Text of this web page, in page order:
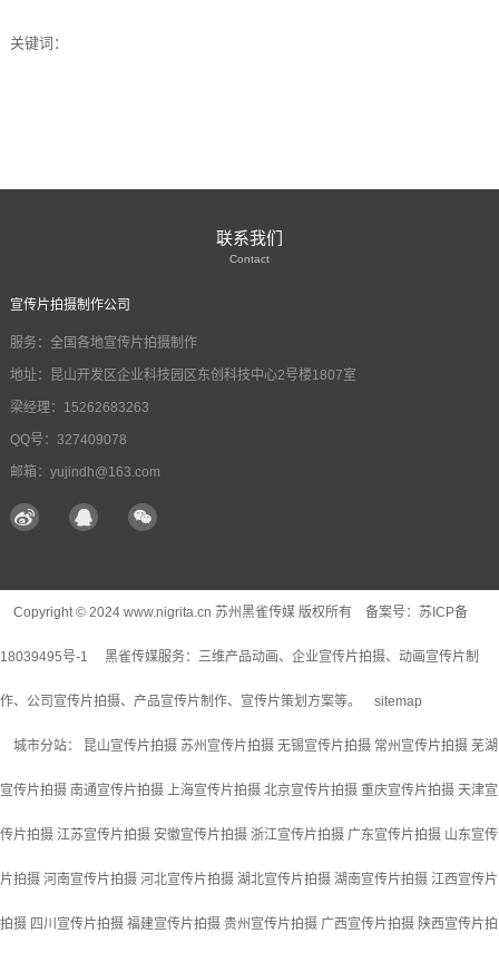
关键词：
联系我们
Contact
宣传片拍摄制作公司
服务：全国各地宣传片拍摄制作
地址：昆山开发区企业科技园区东创科技中心2号楼1807室
梁经理：15262683263
QQ号：327409078
邮箱：yujindh@163.com
Copyright © 2024 www.nigrita.cn 苏州黑雀传媒 版权所有 备案号： 苏ICP备
18039495号-1 黑雀传媒服务： 三维产品动画、企业宣传片拍摄、动画宣传片制
作、公司宣传片拍摄、产品宣传片制作、宣传片策划方案等。 sitemap
城市分站： 昆山宣传片拍摄 苏州宣传片拍摄 无锡宣传片拍摄 常州宣传片拍摄 芜湖
宣传片拍摄 南通宣传片拍摄 上海宣传片拍摄 北京宣传片拍摄 重庆宣传片拍摄 天津宣
传片拍摄 江苏宣传片拍摄 安徽宣传片拍摄 浙江宣传片拍摄 广东宣传片拍摄 山东宣传
片拍摄 河南宣传片拍摄 河北宣传片拍摄 湖北宣传片拍摄 湖南宣传片拍摄 江西宣传片
拍摄 四川宣传片拍摄 福建宣传片拍摄 贵州宣传片拍摄 广西宣传片拍摄 陕西宣传片拍